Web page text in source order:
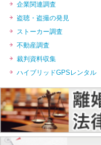
企業関連調査
盗聴・盗撮の発見
ストーカー調査
不動産調査
裁判資料収集
ハイブリッドGPSレンタル